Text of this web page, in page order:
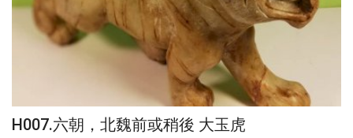
H007.六朝，北魏前或稍後 大玉虎